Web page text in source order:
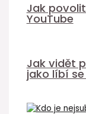
Jak
YouTube
Jak vidět
jako líbí